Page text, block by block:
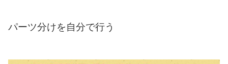
パーツ分けを自分で行う